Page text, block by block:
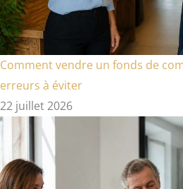
Comment vendre un fonds de
erreurs à éviter
22 juillet 2026